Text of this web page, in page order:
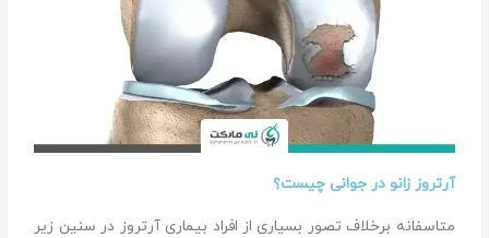
آرتروز زانو در جوانی چیست؟
متاسفانه برخلاف تصور بسیاری از افراد بیماری آرتروز در سنین زیر